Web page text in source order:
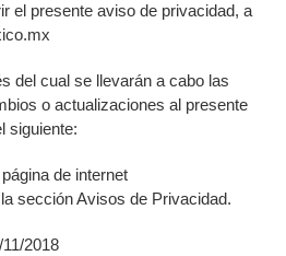
el presente aviso de privacidad, a
del cual se llevarán a cabo las
o actualizaciones al presente
siguiente:
de internet
sección Avisos de Privacidad.
2018